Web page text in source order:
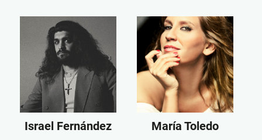
Israel Fernández María Toledo